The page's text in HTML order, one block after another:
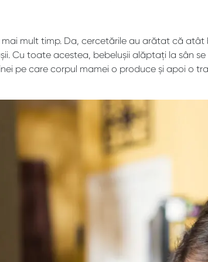
mult timp. Da, cercetările au arătat că
Cu toate acestea, bebelușii alăptați la sân
pe care corpul mamei o produce și apoi o